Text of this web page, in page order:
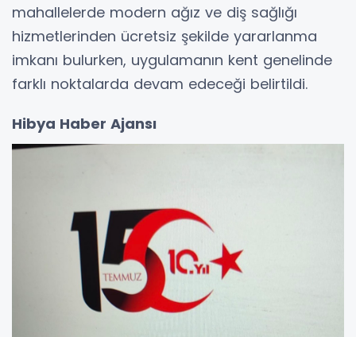
mahallelerde modern ağız ve diş sağlığı
hizmetlerinden ücretsiz şekilde yararlanma
imkanı bulurken, uygulamanın kent genelinde
farklı noktalarda devam edeceği belirtildi.
Hibya Haber Ajansı